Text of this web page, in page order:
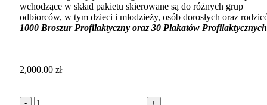
wchodzące w skład pakietu skierowane są do różnych grup
odbiorców, w tym dzieci i młodzieży, osób dorosłych oraz
1000 Broszur Profilaktyczny oraz 30 Plakatów Profilaktycznych
2,000.00 zł